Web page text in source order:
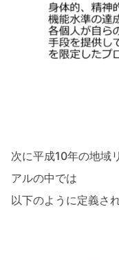
次に平成10年の地域
アルの中では
以下のように定義さ